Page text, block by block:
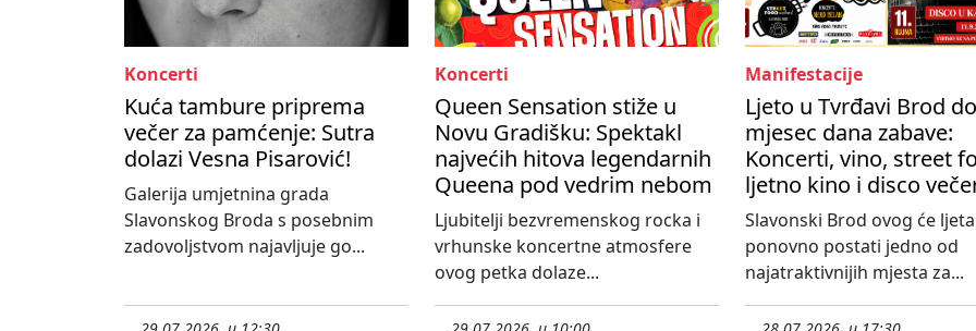
Koncerti
Kuća tambure priprema
večer za pamćenje: Sutra
dolazi Vesna Pisarović!
Galerija umjetnina grada
Slavonskog Broda s posebnim
zadovoljstvom najavljuje go...
Koncerti
Queen Sensation stiže u
Novu Gradišku: Spektakl
najvećih hitova legendarnih
Queena pod vedrim nebom
Ljubitelji bezvremenskog rocka i
vrhunske koncertne atmosfere
ovog petka dolaze...
Manifestacije
Ljeto u Tvrđavi Brod
mjesec dana zabave:
Koncerti, vino, street
ljetno kino i disco
Slavonski Brod ovog će ljeta
ponovno postati jedno od
najatraktivnijih mjesta za...